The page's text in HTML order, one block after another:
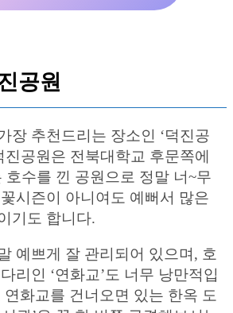
공원
장 추천드리는 장소인 ‘덕진공
진공원은 전북대학교 후문쪽에
호수를 낀 공원으로 정말 너~무
시즌이 아니여도 예뻐서 많은
기도 합니다.
예쁘게 잘 관리되어 있으며, 호
리인 ‘연화교’도 너무 낭만적입
화교를 건너오면 있는 한옥 도